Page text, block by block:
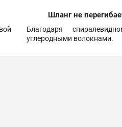
Шланг не
Благодаря
углеродными волокнами.